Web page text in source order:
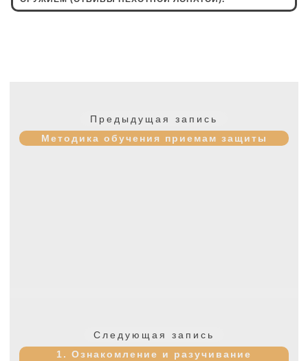
Предыдущая запись
запись:
Методика обучения приемам защиты
Следующая запись
запись:
1. Ознакомление и разучивание